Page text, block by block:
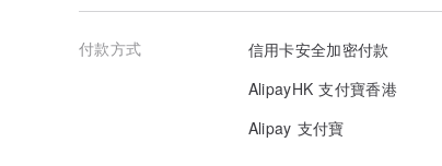
付款方式
信用卡安全加密付款
AlipayHK 支付寶香港
Alipay 支付寶